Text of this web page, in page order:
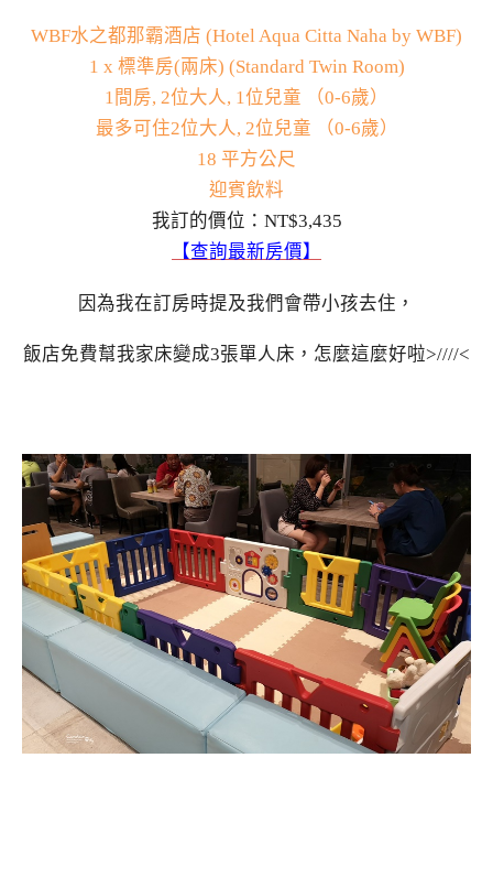
WBF水之都那霸酒店 (Hotel Aqua Citta Naha by WBF)
1 x 標準房(兩床) (Standard Twin Room)
1間房, 2位大人, 1位兒童 （0-6歲）
最多可住2位大人, 2位兒童 （0-6歲）
18 平方公尺
迎賓飲料
我訂的價位：NT$3,435
【查詢最新房價】
因為我在訂房時提及我們會帶小孩去住，
飯店免費幫我家床變成3張單人床，怎麼這麼好啦>////<